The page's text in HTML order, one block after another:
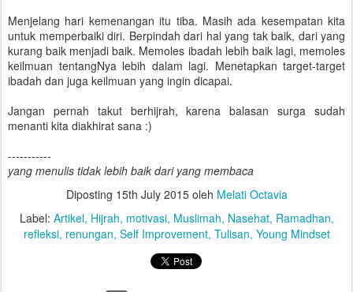
Menjelang hari kemenangan itu tiba. Masih ada kesempatan kita
untuk memperbaiki diri. Berpindah dari hal yang tak baik, dari yang
kurang baik menjadi baik. Memoles ibadah lebih baik lagi, memoles
keilmuan tentangNya lebih dalam lagi. Menetapkan target-target
ibadah dan juga keilmuan yang ingin dicapai.
Jangan pernah takut berhijrah, karena balasan surga sudah
menanti kita diakhirat sana :)
-----------
yang menulis tidak lebih baik dari yang membaca
Diposting 15th July 2015oleh Melati Octavia
Label: Artikel Hijrah motivasi Muslimah Nasehat Ramadhan
refleksi renungan Self Improvement Tulisan Young Mindset